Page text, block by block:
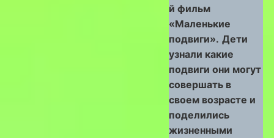
й фильм
«Маленькие
подвиги». Дети
узнали какие
подвиги они могут
совершать в
своем возрасте и
поделились
жизненными